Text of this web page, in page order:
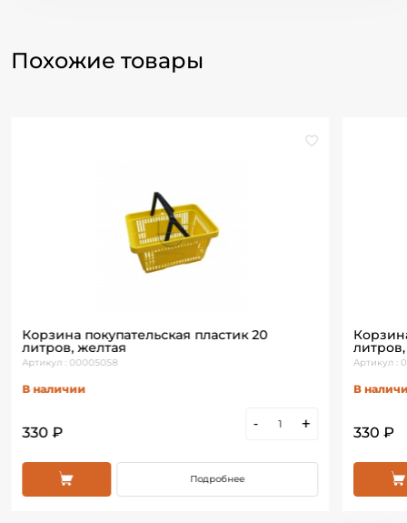
Похожие товары
Корзина покупательская пластик 20
литров, желтая
Артикул : 00005058
В наличии
330 ₽
- +
Подробнее
Артикул :
В
330 ₽